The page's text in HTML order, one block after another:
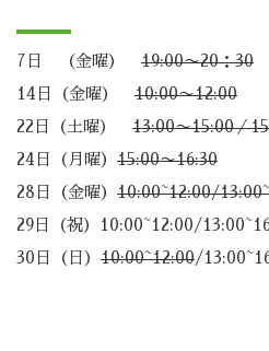
7日 （金曜） 19:00〜20：30
14日（金曜） 10:00〜12:00
22日（土曜） 13:00〜15:00／
24日（月曜） 15:00〜16:30
28日（金曜） 10:00~12:00/
29日（祝）10:00~12:00/
30日（日） 10:00~12:00/